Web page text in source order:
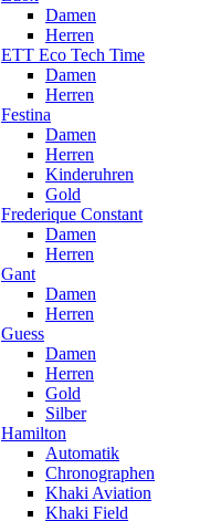
Damen
Herren
ETT Eco Tech Time
Damen
Herren
Festina
Damen
Herren
Kinderuhren
Gold
Frederique Constant
Damen
Herren
Gant
Damen
Herren
Guess
Damen
Herren
Gold
Silber
Hamilton
Automatik
Chronographen
Khaki Aviation
Khaki Field